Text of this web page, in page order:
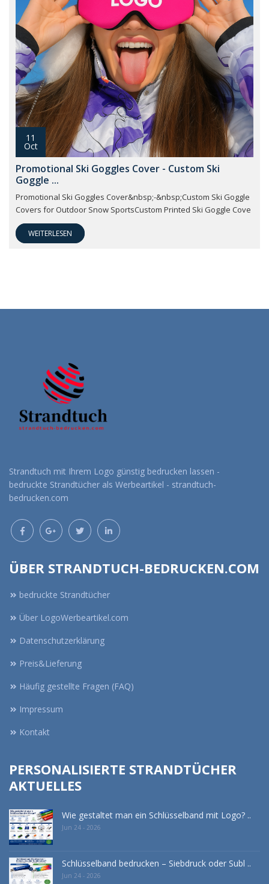
11
Oct
Promotional Ski Goggles Cover - Custom Ski
Goggle ...
Promotional Ski Goggles Cover&nbsp;-&nbsp;Custom Ski Goggle
Covers for Outdoor Snow SportsCustom Printed Ski Goggle Cove
WEITERLESEN
Strandtuch mit Ihrem Logo günstig bedrucken lassen -
bedruckte Strandtücher als Werbeartikel - strandtuch-
bedrucken.com
ÜBER STRANDTUCH-BEDRUCKEN.COM
bedruckte Strandtücher
Über LogoWerbeartikel.com
Datenschutzerklärung
Preis&Lieferung
Häufig gestellte Fragen (FAQ)
Impressum
Kontakt
PERSONALISIERTE STRANDTÜCHER
AKTUELLES
Wie gestaltet man ein Schlüsselband mit Logo? ..
Jun 24 - 2026
Schlüsselband bedrucken – Siebdruck oder Subl ..
Jun 24 - 2026